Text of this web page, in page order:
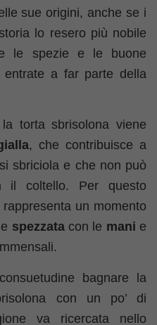
sue origini, anche se i
lo resero più nobile
le spezie e le buone
a far parte della
torta sbrisolona viene
, che contribuisce a
sbriciola e che non può
il coltello. Per questo
un momento
spezzatacon le mani e
bagnare la
con un po’ di
va ricercata nello